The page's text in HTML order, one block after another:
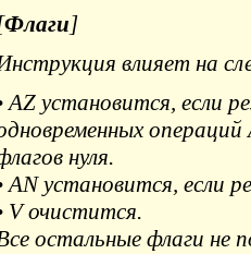
Флаги]
влияет на
AZ установится, если
нуля.
AN установится, если
V очистится.
остальные флаги не